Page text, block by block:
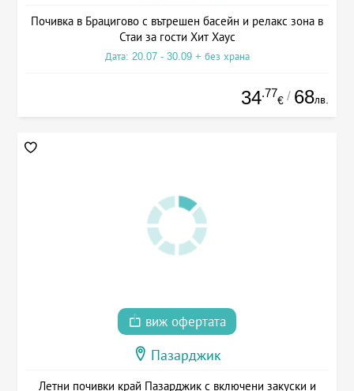
Почивка в Брацигово с вътрешен басейн и релакс зона в
Стаи за гости Хит Хаус
Дата: 20.07 - 30.09 + без храна
34.77
€ / 68лв.
виж офертата
Пазарджик
Летни почивки край Пазарджик с включени закуски и